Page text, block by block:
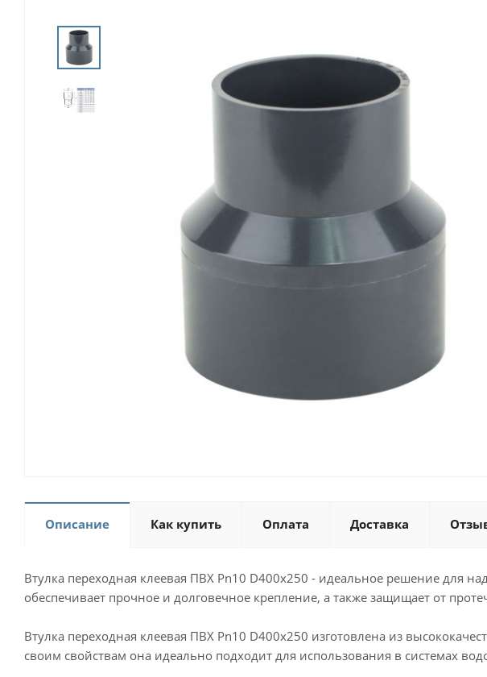
Описание Как купить Оплата Доставка
Втулка переходная клеевая ПВХ Pn10 D400x250 - идеальное решение для
обеспечивает прочное и долговечное крепление, а также защищает от
Втулка переходная клеевая ПВХ Pn10 D400x250 изготовлена из
своим свойствам она идеально подходит для использования в системах